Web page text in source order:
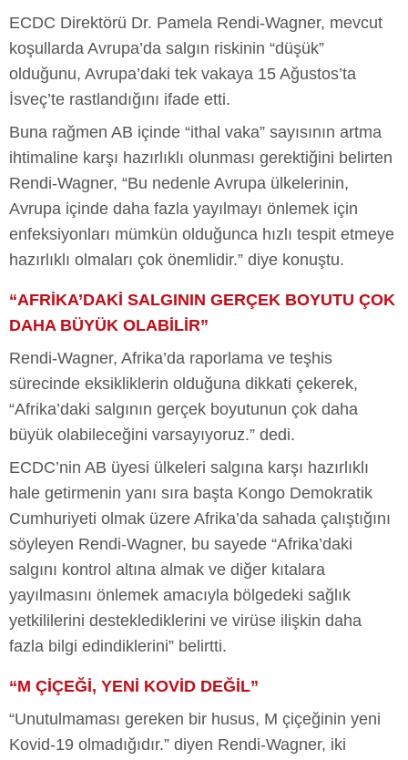
ECDC Direktörü Dr. Pamela Rendi-Wagner, mevcut
koşullarda Avrupa’da salgın riskinin “düşük”
olduğunu, Avrupa’daki tek vakaya 15 Ağustos’ta
İsveç’te rastlandığını ifade etti.
Buna rağmen AB içinde “ithal vaka” sayısının artma
ihtimaline karşı hazırlıklı olunması gerektiğini belirten
Rendi-Wagner, “Bu nedenle Avrupa ülkelerinin,
Avrupa içinde daha fazla yayılmayı önlemek için
enfeksiyonları mümkün olduğunca hızlı tespit etmeye
hazırlıklı olmaları çok önemlidir.” diye konuştu.
“AFRİKA’DAKİ SALGININ GERÇEK BOYUTU ÇOK
DAHA BÜYÜK OLABİLİR”
Rendi-Wagner, Afrika’da raporlama ve teşhis
sürecinde eksikliklerin olduğuna dikkati çekerek,
“Afrika’daki salgının gerçek boyutunun çok daha
büyük olabileceğini varsayıyoruz.” dedi.
ECDC’nin AB üyesi ülkeleri salgına karşı hazırlıklı
hale getirmenin yanı sıra başta Kongo Demokratik
Cumhuriyeti olmak üzere Afrika’da sahada çalıştığını
söyleyen Rendi-Wagner, bu sayede “Afrika’daki
salgını kontrol altına almak ve diğer kıtalara
yayılmasını önlemek amacıyla bölgedeki sağlık
yetkililerini desteklediklerini ve virüse ilişkin daha
fazla bilgi edindiklerini” belirtti.
“M ÇİÇEĞİ, YENİ KOVİD DEĞİL”
“Unutulmaması gereken bir husus, M çiçeğinin yeni
Kovid-19 olmadığıdır.” diyen Rendi-Wagner, iki